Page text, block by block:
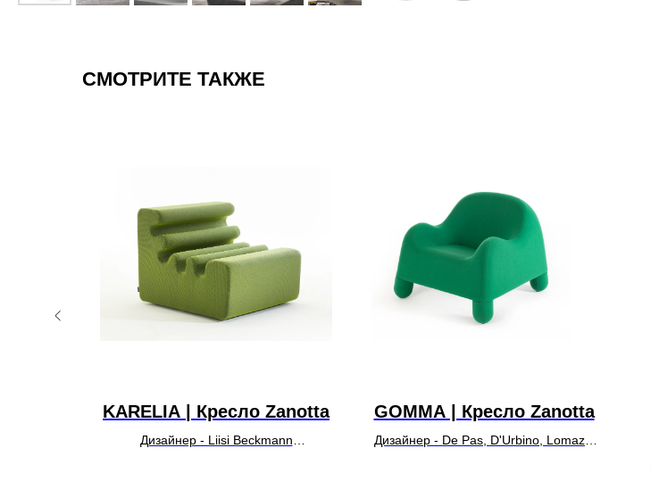
СМОТРИТЕ ТАКЖЕ
KARELIA | Кресло Zanotta
Дизайнер - Liisi Beckmann
GOMMA | Кресло Zanotta
Дизайнер - De Pas, D'Urbino, Lomazzi